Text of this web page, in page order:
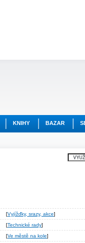
KNIHY BAZAR
[Vyjížďky, srazy, akce]
[Technické rady]
[Ve městě na kole]